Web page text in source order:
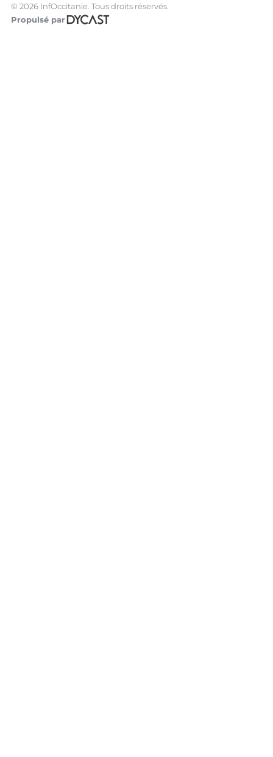
© 2026 InfOccitanie. Tous droits réservés.
Propulsé par